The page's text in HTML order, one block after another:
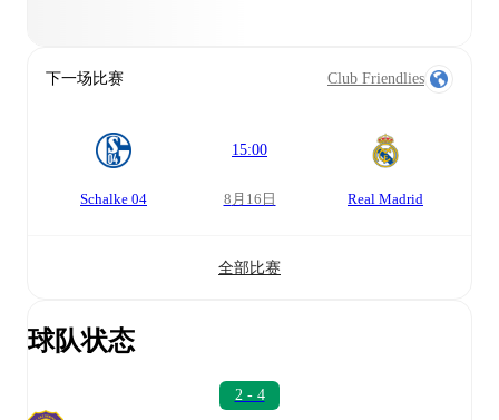
下一场比赛 Club Friendlies
Schalke 04
15:00
8月16日 Real Madrid
全部比赛
球队状态
2 - 4